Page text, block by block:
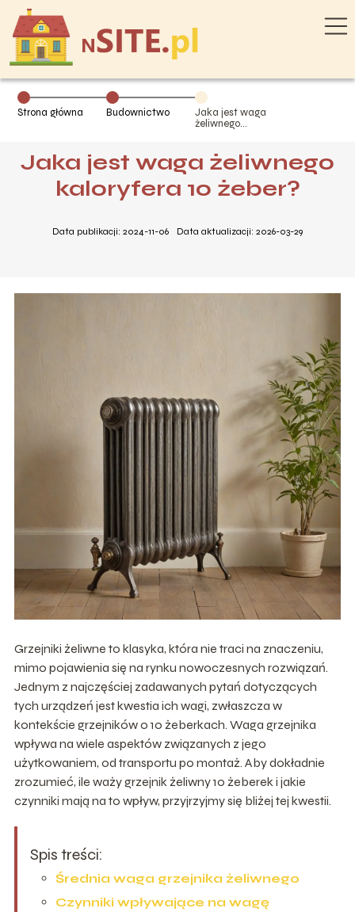
Strona główna Budownictwo
Jaka jest waga
żeliwnego
Jaka jest waga żeliwnego
kaloryfera 10 żeber?
Data publikacji: 2024-11-06 Data aktualizacji: 2026-03-29
Grzejniki żeliwne to klasyka, która nie traci na znaczeniu,
mimo pojawienia się na rynku nowoczesnych rozwiązań.
Jednym z najczęściej zadawanych pytań dotyczących
tych urządzeń jest kwestia ich wagi, zwłaszcza w
kontekście grzejników o 10 żeberkach. Waga grzejnika
wpływa na wiele aspektów związanych z jego
użytkowaniem, od transportu po montaż. Aby dokładnie
zrozumieć, ile waży grzejnik żeliwny 10 żeberek i jakie
czynniki mają na to wpływ, przyjrzyjmy się bliżej tej kwestii.
Spis treści:
Średnia waga grzejnika żeliwnego
Czynniki wpływające na wagę